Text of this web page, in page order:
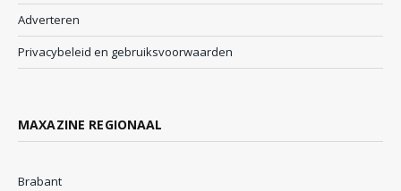
Adverteren
Privacybeleid en gebruiksvoorwaarden
MAXAZINE REGIONAAL
Brabant